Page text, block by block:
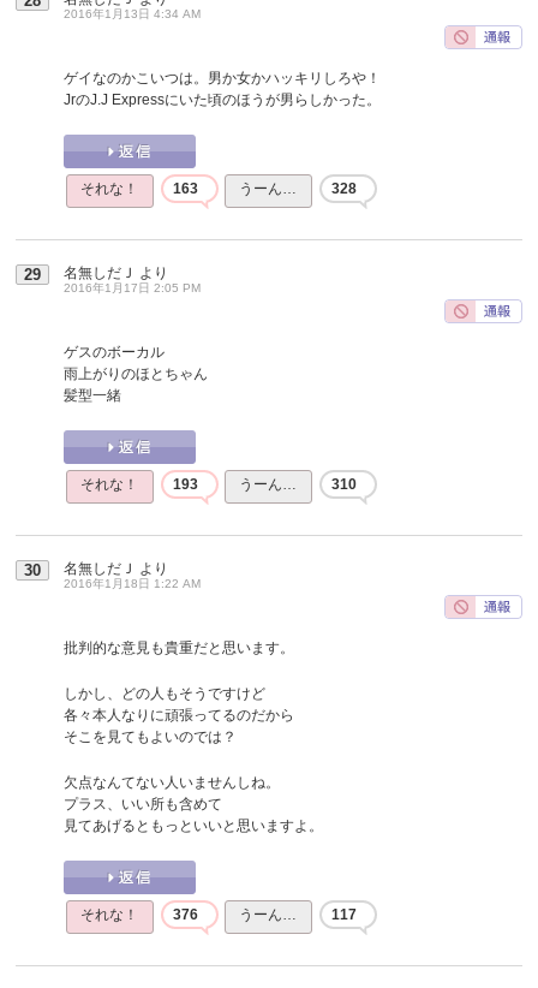
2016年1月13日 4:34 AM
ゲイなのかこいつは。男か女かハッキリしろや！
JrのJ.J Expressにいた頃のほうが男らしかった。
それな！ 163 うーん… 328
29 名無しだＪ より
2016年1月17日 2:05 PM
ゲスのボーカル
雨上がりのほとちゃん
髪型一緒
それな！ 193 うーん… 310
30 名無しだＪ より
2016年1月18日 1:22 AM
批判的な意見も貴重だと思います。
しかし、どの人もそうですけど
各々本人なりに頑張ってるのだから
そこを見てもよいのでは？
欠点なんてない人いませんしね。
プラス、いい所も含めて
見てあげるともっといいと思いますよ。
それな！ 376 うーん… 117